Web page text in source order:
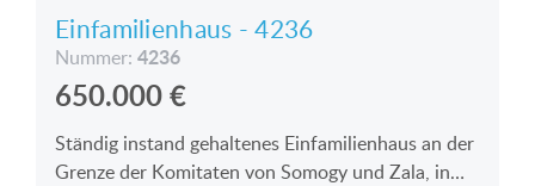
Einfamilienhaus - 4236
Nummer: 4236
650.000€
Ständig instand gehaltenes Einfamilienhaus an der
Grenze der Komitaten von Somogy und Zala, in